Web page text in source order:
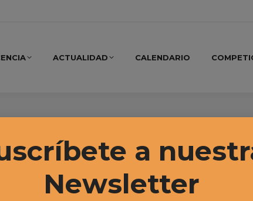
ACTUALIDAD CALENDARIO
a
Newsletter